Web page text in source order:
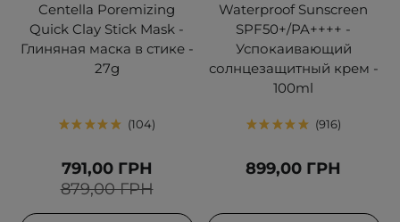
Centella Poremizing
Quick Clay Stick Mask -
Глиняная маска в стике -
27g
104
879,00 ГРН
791,00 ГРН
Waterproof Sunscreen
SPF50+/PA++++ -
Успокаивающий
солнцезащитный крем -
100ml
916
899,00 ГРН